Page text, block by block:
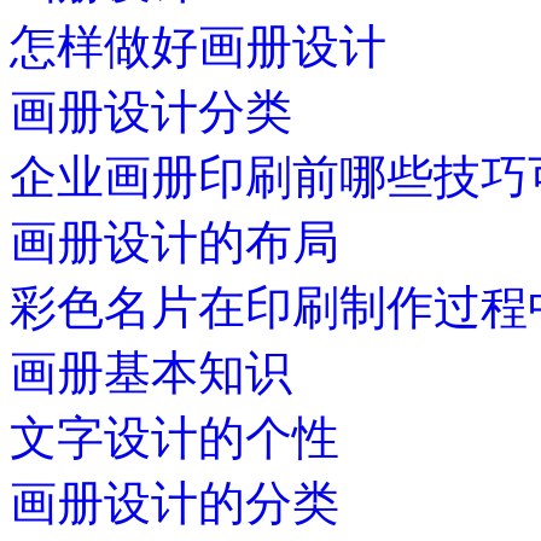
怎样做好画册设计
画册设计分类
企业画册印刷前哪些技
画册设计的布局
彩色名片在印刷制作过
画册基本知识
文字设计的个性
画册设计的分类